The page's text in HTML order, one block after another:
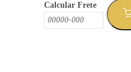
Calcular Frete